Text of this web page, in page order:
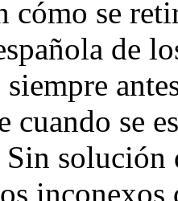
cómo se
de
siempre
cuando se
Sin
inconexos